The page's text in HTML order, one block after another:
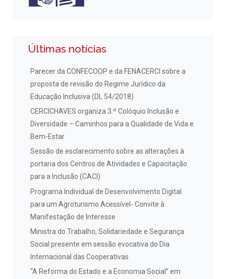
Últimas notícias
Parecer da CONFECOOP e da FENACERCI sobre a
proposta de revisão do Regime Jurídico da
Educação Inclusiva (DL 54/2018)
CERCICHAVES organiza 3.º Colóquio Inclusão e
Diversidade – Caminhos para a Qualidade de Vida e
Bem-Estar
Sessão de esclarecimento sobre as alterações à
portaria dos Centros de Atividades e Capacitação
para a Inclusão (CACI)
Programa Individual de Desenvolvimento Digital
para um Agroturismo Acessível- Convite à
Manifestação de Interesse
Ministra do Trabalho, Solidariedade e Segurança
Social presente em sessão evocativa do Dia
Internacional das Cooperativas
“A Reforma do Estado e a Economia Social” em